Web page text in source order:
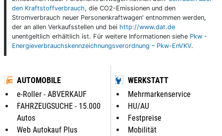
den Kraftstoffverbrauch, die CO2-Emissionen und den
Stromverbrauch neuer Personenkraftwagen' entnommen werden,
der an allen Verkaufsstellen und bei http://www.dat.de
unentgeltlich erhältlich ist. Für weitere Informationen siehe Pkw -
Energieverbrauchskennzeichnungsverordnung – Pkw-EnVKV.
AUTOMOBILE
e-Roller - ABVERKAUF
FAHRZEUGSUCHE - 15.000
Autos
Web Autokauf Plus
WERKSTATT
Mehrmarkenservice
HU/AU
Festpreise
Mobilität